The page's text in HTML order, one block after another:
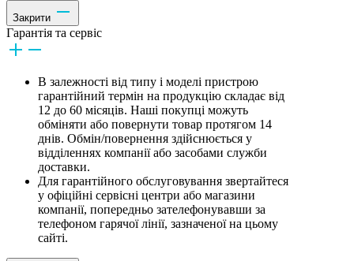
Закрити
Гарантія та сервіс
В залежності від типу і моделі пристрою
гарантійний термін на продукцію складає від
12 до 60 місяців. Наші покупці можуть
обміняти або повернути товар протягом 14
днів. Обмін/повернення здійснюється у
відділеннях компанії або засобами служби
доставки.
Для гарантійного обслуговування звертайтеся
у офіційні сервісні центри або магазини
компанії, попередньо зателефонувавши за
телефоном гарячої лінії, зазначеної на цьому
сайті.